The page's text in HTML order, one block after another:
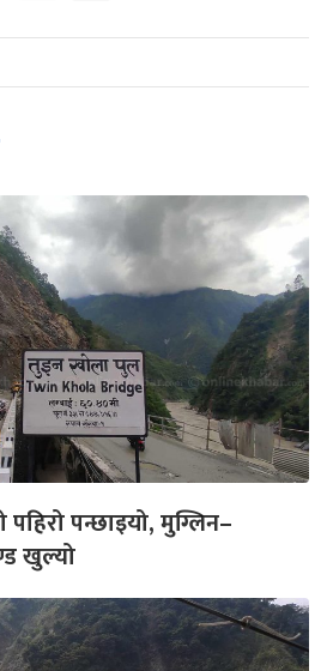
पन्छाइयो, मुग्लिन–
खुल्यो